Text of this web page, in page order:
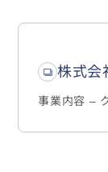
株式会
事業内容 –